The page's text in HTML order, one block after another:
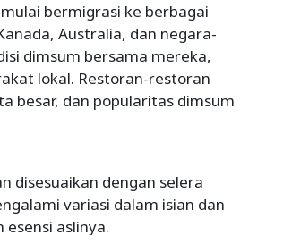
bermigrasi ke berbagai
Australia, dan negara-
dimsum bersama mereka,
lokal. Restoran-restoran
besar, dan popularitas dimsum
disesuaikan dengan selera
variasi dalam isian dan
aslinya.